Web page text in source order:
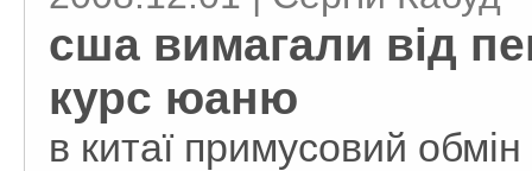
сша вимагали від
курс юаню
в китаї примусовий